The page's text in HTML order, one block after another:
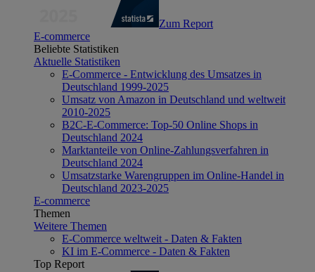
Zum Report
E-commerce
Beliebte Statistiken
Aktuelle Statistiken
E-Commerce - Entwicklung des Umsatzes in
Deutschland 1999-2025
Umsatz von Amazon in Deutschland und weltweit
2010-2025
B2C-E-Commerce: Top-50 Online Shops in
Deutschland 2024
Marktanteile von Online-Zahlungsverfahren in
Deutschland 2024
Umsatzstarke Warengruppen im Online-Handel in
Deutschland 2023-2025
E-commerce
Themen
Weitere Themen
E-Commerce weltweit - Daten & Fakten
KI im E-Commerce - Daten & Fakten
Top Report